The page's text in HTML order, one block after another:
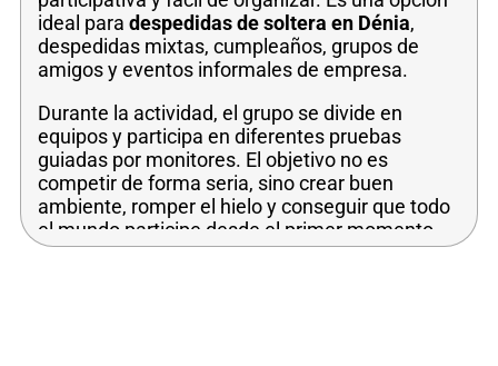
ideal para despedidas de soltera en Dénia,
despedidas mixtas, cumpleaños, grupos de
amigos y eventos informales de empresa.
Durante la actividad, el grupo se divide en
equipos y participa en diferentes pruebas
guiadas por monitores. El objetivo no es
competir de forma seria, sino crear buen
ambiente, romper el hielo y conseguir que todo
el mundo participe desde el primer momento.